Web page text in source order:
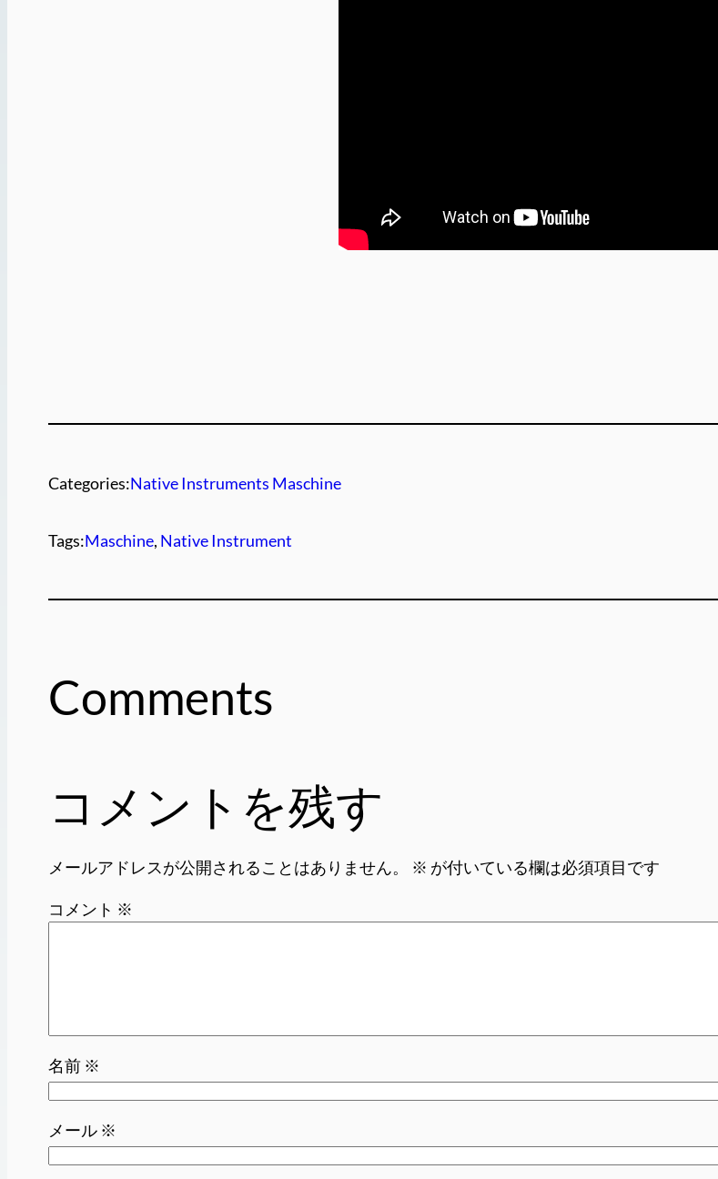
Categories:Native Instruments Maschine
Tags:Maschine, Native Instrument
Comments
コメントを残す
メールアドレスが公開されることはありません。 ※ が付いている欄は必須項目です
コメント ※
名前 ※
メール ※